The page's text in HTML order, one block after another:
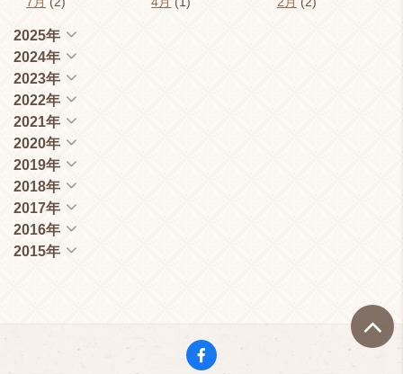
2025年
2024年
2023年
2022年
2021年
2020年
2019年
2018年
2017年
2016年
2015年